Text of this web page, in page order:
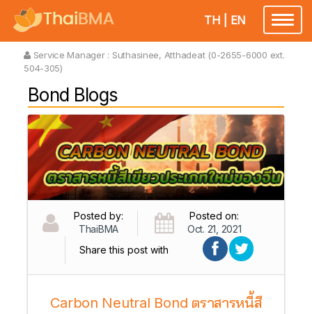
TH EN
Service Manager : Suthasinee, Atthadeat (0-2655-6000 ext.
504-305)
Bond Blogs
Posted by:
ThaiBMA
Posted on:
Oct. 21, 2021
Share this post with
Carbon Neutral Bond ตราสารหนี้สี